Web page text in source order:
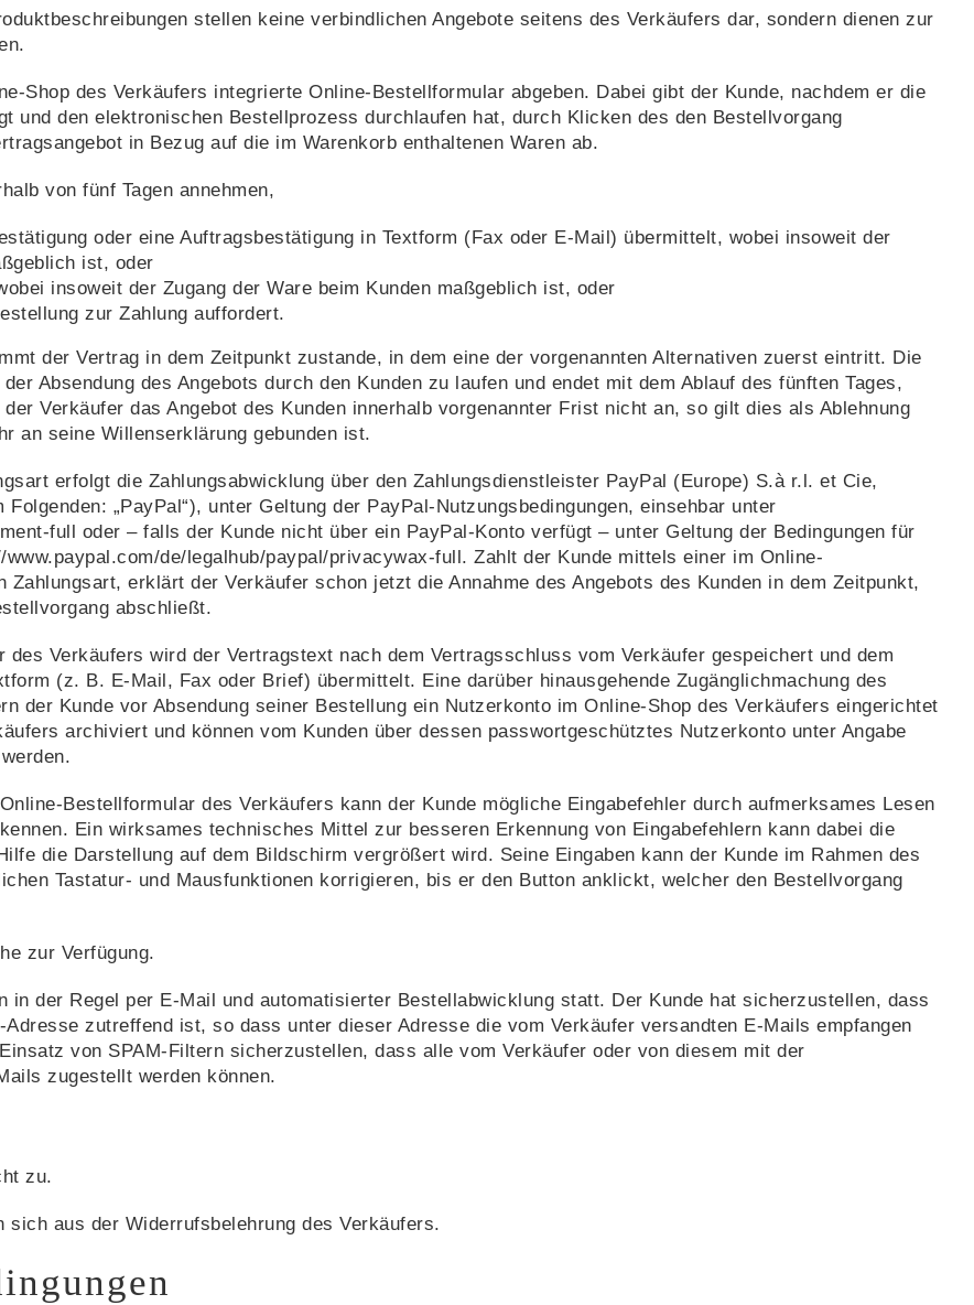
stellen keine verbindlichen Angebote seitens des Verkäufers dar, sondern dienen zur
Shop des Verkäufers integrierte Online-Bestellformular abgeben. Dabei gibt der Kunde, nachdem er die
und den elektronischen Bestellprozess durchlaufen hat, durch Klicken des den Bestellvorgang
in Bezug auf die im Warenkorb enthaltenen Waren ab.
von fünf Tagen annehmen,
oder eine Auftragsbestätigung in Textform (Fax oder E-Mail) übermittelt, wobei insoweit der
ist, oder
insoweit der Zugang der Ware beim Kunden maßgeblich ist, oder
zur Zahlung auffordert.
der Vertrag in dem Zeitpunkt zustande, in dem eine der vorgenannten Alternativen zuerst eintritt. Die
Absendung des Angebots durch den Kunden zu laufen und endet mit dem Ablauf des fünften Tages,
Verkäufer das Angebot des Kunden innerhalb vorgenannter Frist nicht an, so gilt dies als Ablehnung
an seine Willenserklärung gebunden ist.
erfolgt die Zahlungsabwicklung über den Zahlungsdienstleister PayPal (Europe) S.à r.l. et Cie,
„PayPal“), unter Geltung der PayPal-Nutzungsbedingungen, einsehbar unter
full oder – falls der Kunde nicht über ein PayPal-Konto verfügt – unter Geltung der Bedingungen für
www.paypal.com/de/legalhub/paypal/privacywax-full. Zahlt der Kunde mittels einer im Online-
Zahlungsart, erklärt der Verkäufer schon jetzt die Annahme des Angebots des Kunden in dem Zeitpunkt,
abschließt.
Verkäufers wird der Vertragstext nach dem Vertragsschluss vom Verkäufer gespeichert und dem
(z. B. E-Mail, Fax oder Brief) übermittelt. Eine darüber hinausgehende Zugänglichmachung des
der Kunde vor Absendung seiner Bestellung ein Nutzerkonto im Online-Shop des Verkäufers eingerichtet
archiviert und können vom Kunden über dessen passwortgeschütztes Nutzerkonto unter Angabe
Bestellformular des Verkäufers kann der Kunde mögliche Eingabefehler durch aufmerksames Lesen
Ein wirksames technisches Mittel zur besseren Erkennung von Eingabefehlern kann dabei die
die Darstellung auf dem Bildschirm vergrößert wird. Seine Eingaben kann der Kunde im Rahmen des
Tastatur- und Mausfunktionen korrigieren, bis er den Button anklickt, welcher den Bestellvorgang
zur Verfügung.
in der Regel per E-Mail und automatisierter Bestellabwicklung statt. Der Kunde hat sicherzustellen, dass
zutreffend ist, so dass unter dieser Adresse die vom Verkäufer versandten E-Mails empfangen
von SPAM-Filtern sicherzustellen, dass alle vom Verkäufer oder von diesem mit der
zugestellt werden können.
zu.
aus der Widerrufsbelehrung des Verkäufers.